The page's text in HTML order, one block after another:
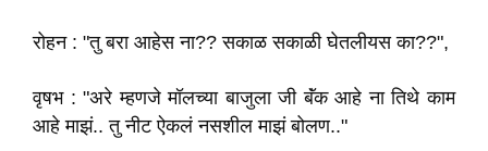
रोहन : "तु बरा आहेस ना?? सकाळ सकाळी घेतलीयस का??",
वृषभ : "अरे म्हणजे मॉलच्या बाजुला जी बॅंक आहे ना तिथे काम
आहे माझं.. तु नीट ऐकलं नसशील माझं बोलण.."